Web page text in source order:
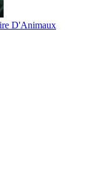
D'Animaux